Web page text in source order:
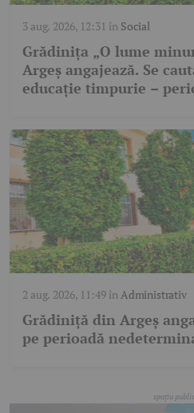
3 aug. 2026, 12:31 în Social
Grădinița „O lume
Argeș angajează. Se
educație timpurie –
2 aug. 2026, 11:49în Administrativ
Grădiniță din Argeș
pe perioadă